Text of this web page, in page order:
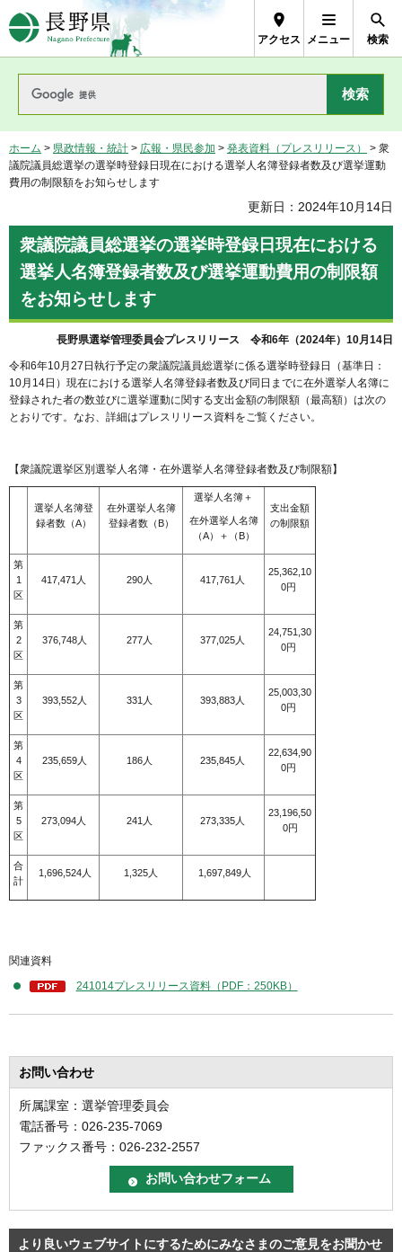
長野県Nagano Prefecture
アクセス メニュー 検索
ホーム > 県政情報・統計 > 広報・県民参加 > 発表資料（プレスリリース）
> 衆
議院議員総選挙の選挙時登録日現在における選挙人名簿登録者数及び選挙運動
費用の制限額をお知らせします
更新日：2024年10月14日
衆議院議員総選挙の選挙時登録日現在における
選挙人名簿登録者数及び選挙運動費用の制限額
をお知らせします
長野県選挙管理委員会プレスリリース 令和6年（2024年）10月14日
令和6年10月27日執行予定の衆議院議員総選挙に係る選挙時登録日（基準日：
10月14日）現在における選挙人名簿登録者数及び同日までに在外選挙人名簿に
登録された者の数並びに選挙運動に関する支出金額の制限額（最高額）は次の
とおりです。なお、詳細はプレスリリース資料をご覧ください。
【衆議院選挙区別選挙人名簿・在外選挙人名簿登録者数及び制限額】
選挙人名簿登
録者数（A）
在外選挙人名簿
登録者数（B）
選挙人名簿＋
在外選挙人名簿
（A）＋（B）
支出金額
の制限額
第
1
区
417,471人 290人 417,761人
25,362,10
0円
第
2
区
376,748人 277人 377,025人
24,751,30
0円
第
3
区
393,552人 331人 393,883人
25,003,30
0円
第
4
区
235,659人 186人 235,845人
22,634,90
0円
第
5
区
273,094人 241人 273,335人
23,196,50
0円
合
計
1,696,524人 1,325人 1,697,849人
関連資料
241014プレスリリース資料（PDF：250KB）
お問い合わせ
所属課室：選挙管理委員会
電話番号：026-235-7069
ファックス番号：026-232-2557
より良いウェブサイトにするためにみなさまのご意見をお聞かせ